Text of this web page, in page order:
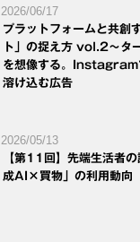
2026/06/17
プラットフォームと共創
ト」の捉え方 vol.2～タ
を想像する。Instagram
溶け込む広告
2026/05/13
【第11回】先端生活者
成AI×買物」の利用動向